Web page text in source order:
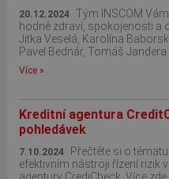
20.12.2024
Tým INSCOM
hodně zdraví, spokojenosti a
Jitka Veselá, Karolína
Pavel Bednár, Tomáš Jandera...
Více »
Kreditní agentura
pohledávek
7.10.2024
Přečtěte si o
efektivním nástroji řízení rizik
agentury CrediCheck. Více